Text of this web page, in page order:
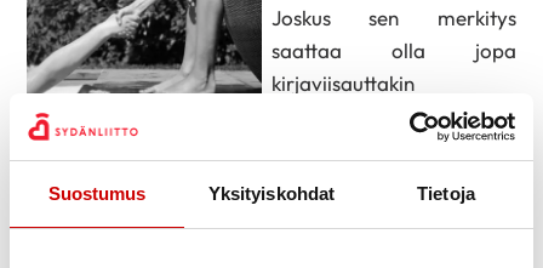
Suostumus Yksityiskohdat Tietoja
Joskus sen merkitys
saattaa olla jopa
kirjaviisauttakin
suurempaa. Jo pelkästään
tieto siitä, että jollain
muulla on samankaltainen kokemus kuin itsellä,